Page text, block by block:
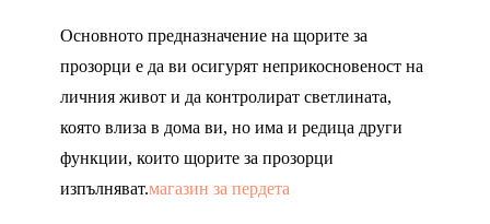
Основното предназначение на щорите за
прозорци е да ви осигурят неприкосновеност на
личния живот и да контролират светлината,
която влиза в дома ви, но има и редица други
функции, които щорите за прозорци
изпълняват.магазин за пердета